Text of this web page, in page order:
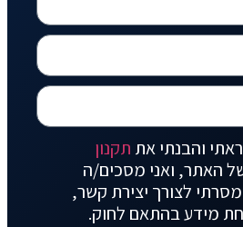
והבנתי את תקנון
האתר, ואני מסכים/ה
לצורך יצירת קשר,
מידע בהתאם לחוק.